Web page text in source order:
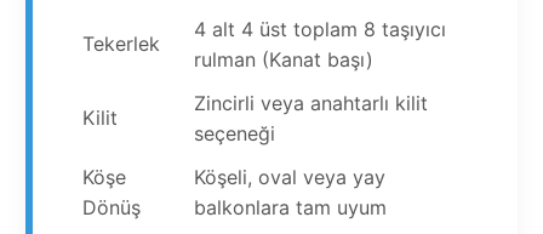
Tekerlek
4 alt 4 üst toplam 8 taşıyıcı
rulman (Kanat başı)
Kilit
Zincirli veya anahtarlı kilit
seçeneği
Köşe
Dönüş
Köşeli, oval veya yay
balkonlara tam uyum